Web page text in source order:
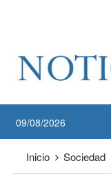
09/08/2026
Inicio Sociedad